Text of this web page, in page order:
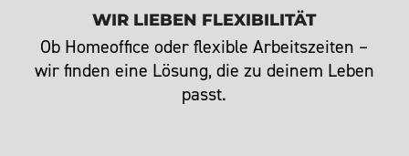
WIR LIEBEN FLEXIBILITÄT
Ob Homeoffice oder flexible Arbeitszeiten –
wir finden eine Lösung, die zu deinem Leben
passt.